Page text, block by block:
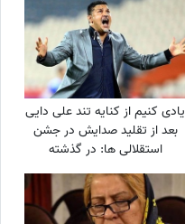
یادی کنیم از کنایه تند علی دایی
بعد از تقلید صدایش در جشن
استقلالی ها: در گذشته
وظیفه‌شان تقلید صدا و خنداندن
مردم بود+عکس